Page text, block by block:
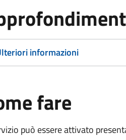
informazioni
fare
può essere attivato